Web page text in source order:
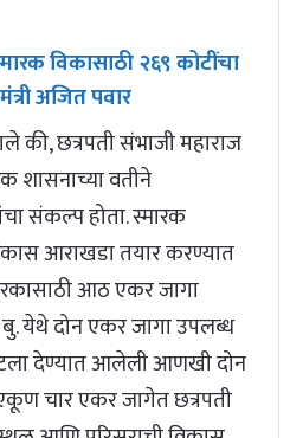
विकासाठी २६९ कोटींचा
अजित पवार
की, छत्रपती संभाजी महाराज
शासनाच्या वतीने
संकल्प होता. स्मारक
आराखडा तयार करण्यात
आठ एकर जागा
येथे दोन एकर जागा उपलब्ध
देण्यात आलेली आणखी दोन
चार एकर जागेत छत्रपती